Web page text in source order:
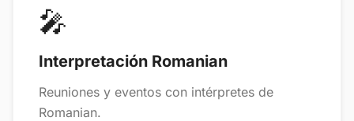
🎤
Interpretación Romanian
Reuniones y eventos con intérpretes de
Romanian.